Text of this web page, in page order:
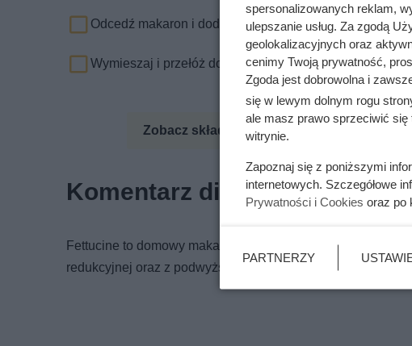
Odcedź makaron i dodaj do niego sos.
Wymieszaj i przełóż do głębokich talerzy.
Zobacz składniki odżywcze Zobacz
Komentarz dietetyka
Fettucine to domowy makaron zawierający dużą ilość
redukcyjnej oraz z podwyższonym stężeniem cholesterolu.
spersonalizowanych reklam,
ulepszanie usług. Za zgodą
geolokalizacyjnych oraz
cenimy Twoją prywatność,
Zgoda jest dobrowolna i
się w lewym dolnym rogu
ale masz prawo sprzeciwić się
witrynie.
Zapoznaj się z poniższymi
internetowych. Szczegółowe
Prywatności i Cookies oraz po
PARTNERZY